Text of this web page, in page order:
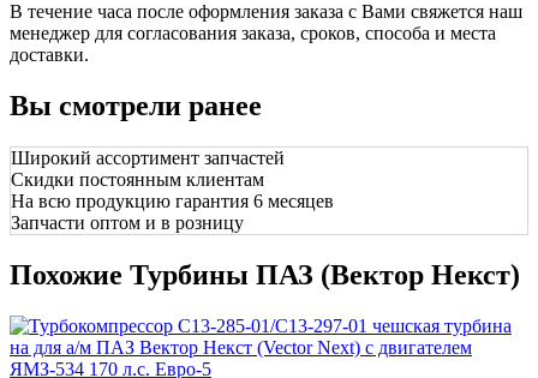
В течение часа после оформления заказа с Вами свяжется наш
менеджер для согласования заказа, сроков, способа и места
доставки.
Вы смотрели ранее
Широкий ассортимент запчастей
Скидки постоянным клиентам
На всю продукцию гарантия 6 месяцев
Запчасти оптом и в розницу
Похожие Турбины ПАЗ (Вектор Некст)